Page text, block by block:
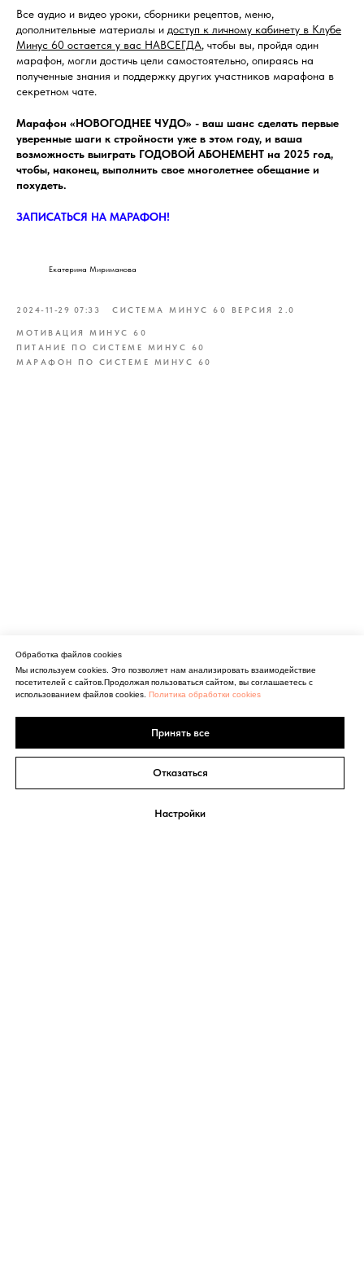
Все аудио и видео уроки, сборники рецептов, меню,
дополнительные материалы и доступ к личному кабинету в Клубе
Минус 60 остается у вас НАВСЕГДА, чтобы вы, пройдя один
марафон, могли достичь цели самостоятельно, опираясь на
полученные знания и поддержку других участников марафона в
секретном чате.
Марафон «НОВОГОДНЕЕ ЧУДО» - ваш шанс сделать первые
уверенные шаги к стройности уже в этом году, и ваша
возможность выиграть ГОДОВОЙ АБОНЕМЕНТ на 2025 год,
чтобы, наконец, выполнить свое многолетнее обещание и
похудеть.
ЗАПИСАТЬСЯ НА МАРАФОН!
Екатерина Мириманова
2024-11-29 07:33 СИСТЕМА МИНУС 60 ВЕРСИЯ 2.0
МОТИВАЦИЯ МИНУС 60
ПИТАНИЕ ПО СИСТЕМЕ МИНУС 60
МАРАФОН ПО СИСТЕМЕ МИНУС 60
Обработка файлов cookies
Мы используем cookies. Это позволяет нам анализировать взаимодействие
посетителей с сайтов.Продолжая пользоваться сайтом, вы соглашаетесь с
использованием файлов cookies. Политика обработки cookies
Принять все
Отказаться
Настройки